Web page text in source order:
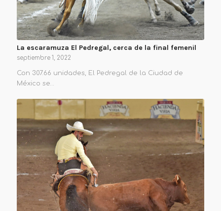
La escaramuza El Pedregal, cerca de la final femenil
septiembre 1, 2022
Con 307.66 unidades, El Pedregal de la Ciudad de
México se…